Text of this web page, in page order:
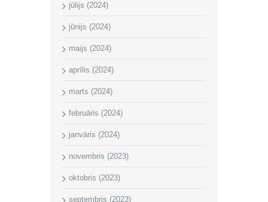
jūlijs (2024)
jūnijs (2024)
maijs (2024)
aprīlis (2024)
marts (2024)
februāris (2024)
janvāris (2024)
novembris (2023)
oktobris (2023)
septembris (2023)